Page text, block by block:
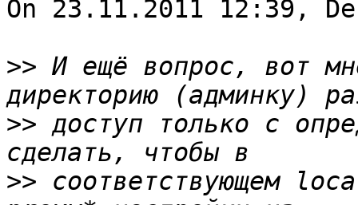
On 23.11.2011 12:39,
>> И ещё вопрос, вот
>> доступ только с
>> соответствующем